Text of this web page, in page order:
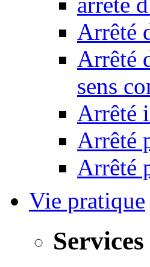
Arrêté
Arrêté
sens
Arrêté
Arrêté
Arrêté
Vie pratique
Services